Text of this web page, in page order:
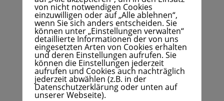
Wenn du Tiere besser verstehen und dich
in sie einfühlen möchtest,
dann empfehle ich dir mein
BuchFÜHLENDE WESEN .
von nicht notwendigen Cookies
einzuwilligen oder auf „Alle ablehnen“,
wenn Sie sich anders entscheiden. Sie
können unter „Einstellungen verwalten“
detaillierte Informationen der von uns
eingesetzten Arten von Cookies erhalten
und deren Einstellungen aufrufen. Sie
können die Einstellungen jederzeit
aufrufen und Cookies auch nachträglich
jederzeit abwählen (z.B. in der
Datenschutzerklärung oder unten auf
unserer Webseite).